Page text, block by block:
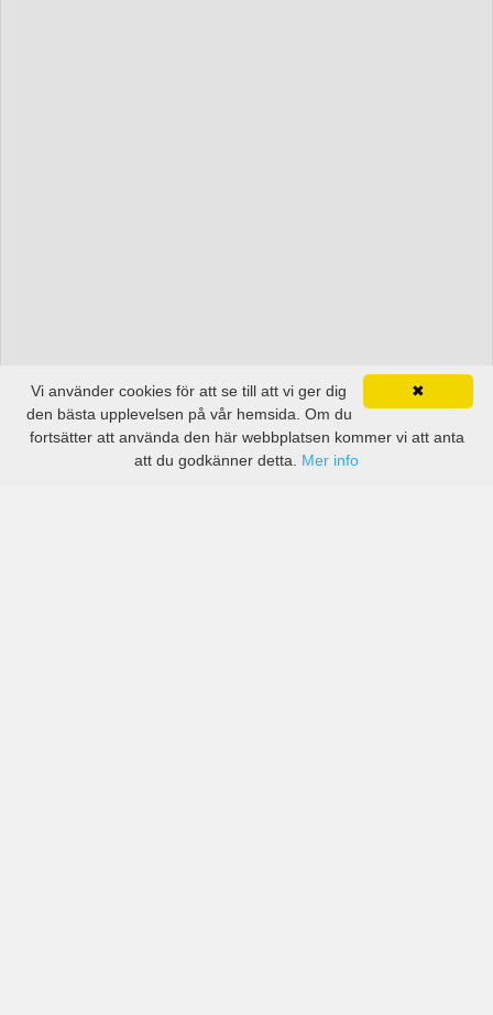
✖
Vi använder cookies för att se till att vi ger dig
den bästa upplevelsen på vår hemsida. Om du
fortsätter att använda den här webbplatsen kommer vi att anta
att du godkänner detta. Mer info